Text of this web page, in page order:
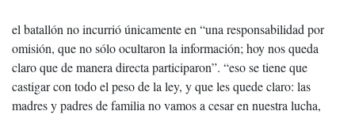
el batallón no incurrió únicamente en “una responsabilidad por
omisión, que no sólo ocultaron la información; hoy nos queda
claro que de manera directa participaron”. “eso se tiene que
castigar con todo el peso de la ley, y que les quede claro: las
madres y padres de familia no vamos a cesar en nuestra lucha,